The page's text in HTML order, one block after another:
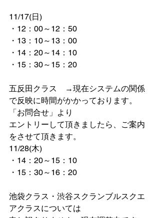
11/17(日)
・12：00～12：50
・13：10～13：00
・14：20～14：10
・15：30～15：20
五反田クラス　→現在システムの関係
で反映に時間がかかっております。
「お問合せ」より
エントリーして頂きましたら、ご案内
をさせて頂きます。
11/28(木)
・14：20～15：10
・15：30～16：20
池袋クラス・渋谷スクランブルスクエ
アクラスについては